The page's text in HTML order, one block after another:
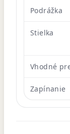
Podrážka
Stielka
Vhodné
Zapínanie